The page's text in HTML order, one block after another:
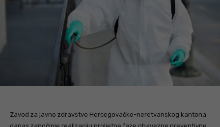
Zavod za javno zdravstvo Hercegovačko-neretvanskog kantona